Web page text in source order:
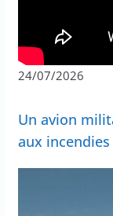
24/07/2026
Un avion
aux